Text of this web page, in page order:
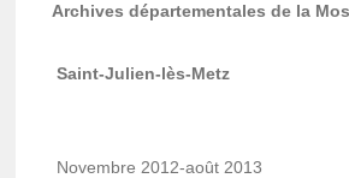
Archives dépar­te­men­tales de la
Saint-Julien-lès-Metz
Novembre 2012-août 2013